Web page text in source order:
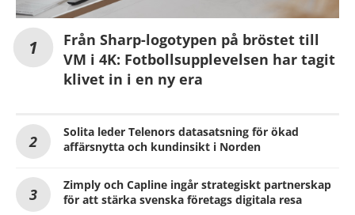
Från Sharp-logotypen på bröstet till
VM i 4K: Fotbollsupplevelsen har tagit
klivet in i en ny era
Solita leder Telenors datasatsning för ökad
affärsnytta och kundinsikt i Norden
Zimply och Capline ingår strategiskt partnerskap
för att stärka svenska företags digitala resa